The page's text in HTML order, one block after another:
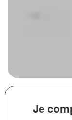
Je